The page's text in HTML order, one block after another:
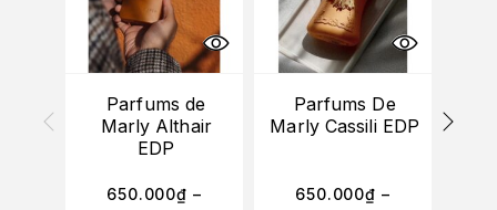
Parfums de
Marly Althair
EDP
650.000₫ –
Parfums De
Marly Cassili EDP
650.000₫ –